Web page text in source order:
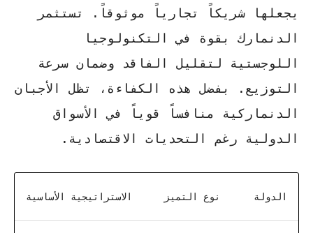
يجعلها شريكاً تجارياً موثوقاً.
تستثمر
الدنمارك بقوة في التكنولوجيا
اللوجستية لتقليل الفاقد وضمان سرعة
التوزيع. بفضل هذه الكفاءة، تظل الأجبان
الدنماركية منافساً قوياً في الأسواق
الدولية رغم التحديات الاقتصادية.
الدولة نوع التميز الاستراتيجية الأساسية